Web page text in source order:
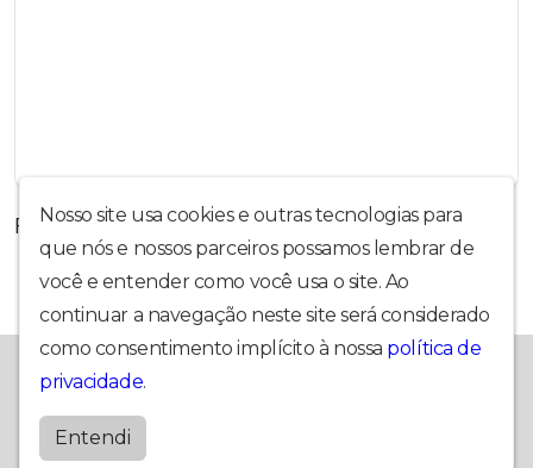
Fotos dos ganhadores !
Nosso site usa cookies e outras tecnologias para
que nós e nossos parceiros possamos lembrar de
você e entender como você usa o site. Ao
continuar a navegação neste site será considerado
como consentimento implícito à nossa política de
privacidade.
Entendi
Desde 1990 levando muito mais Cultura pro seu rádio.